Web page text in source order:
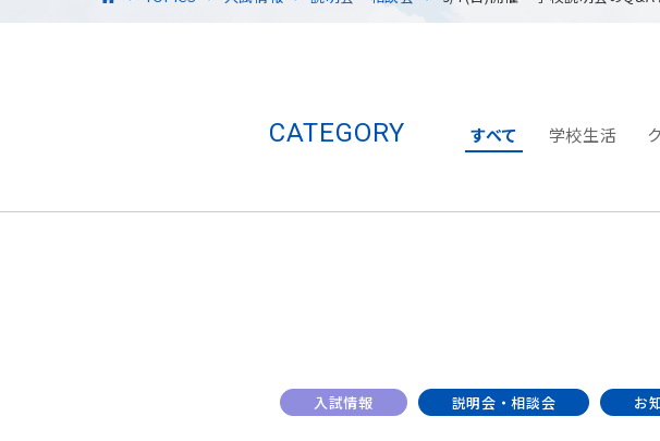
CATEGORY すべて 学校生活
入試情報 説明会・相談会 お